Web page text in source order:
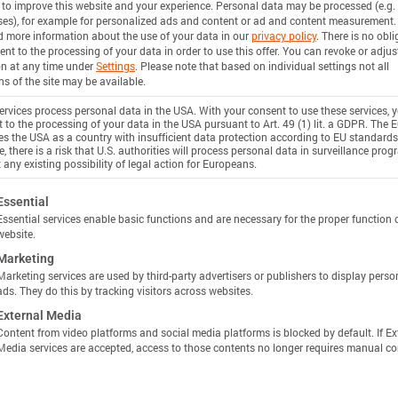
Unlock more specs in Batemo Insights
使用 INSIGHTS 解锁
improve this website and your experience. Personal data may be processed (e.g.
for example for personalized ads and content or ad and content measurement.
more information about the use of your data in ourprivacy policy. There is no
to the processing of your data in order to use this offer. You can revoke or
at any time underSettings. Please note that based on individual settings not all
of the site may be available.
process personal data in the USA. With your consent to use these services,
to the processing of your data in the USA pursuant to Art. 49 (1) lit. a GDPR. The
the USA as a country with insufficient data protection according to EU
there is a risk that U.S. authorities will process personal data in surveillance
existing possibility of legal action for Europeans.
following is a list of service groups for which consent
services enable basic functions and are necessary for the proper function
services are used by third-party advertisers or publishers to display
They do this by tracking visitors across websites.
Media
from video platforms and social media platforms is blocked by default. If
services are accepted, access to those contents no longer requires manual